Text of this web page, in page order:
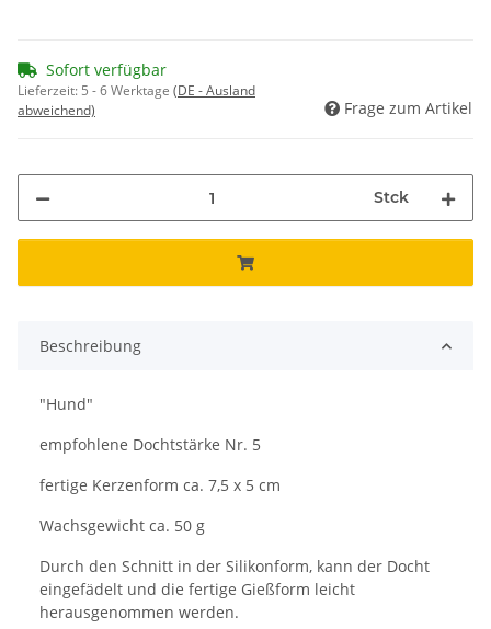
Sofort verfügbar
Lieferzeit: 5 - 6 Werktage (DE - Ausland
abweichend)
Frage zum Artikel
Stck
Beschreibung
"Hund"
empfohlene Dochtstärke Nr. 5
fertige Kerzenform ca. 7,5 x 5 cm
Wachsgewicht ca. 50 g
Durch den Schnitt in der Silikonform, kann der Docht
eingefädelt und die fertige Gießform leicht
herausgenommen werden.